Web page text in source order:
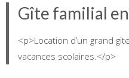
Gîte familial
<p>Location d’un grand
vacances scolaires.</p>